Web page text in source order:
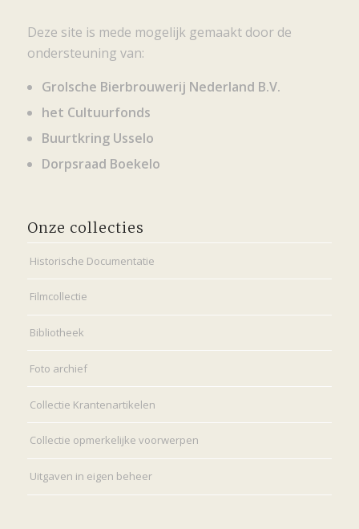
Deze site is mede mogelijk gemaakt door de
ondersteuning van:
Grolsche Bierbrouwerij Nederland B.V.
het Cultuurfonds
Buurtkring Usselo
Dorpsraad Boekelo
Onze collecties
Historische Documentatie
Filmcollectie
Bibliotheek
Foto archief
Collectie Krantenartikelen
Collectie opmerkelijke voorwerpen
Uitgaven in eigen beheer